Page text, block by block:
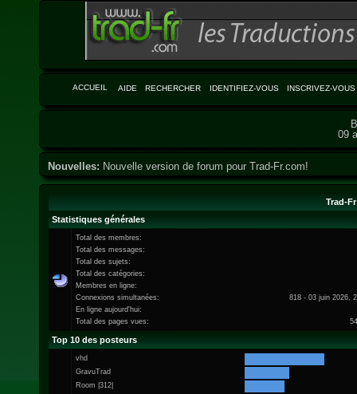
ACCUEIL AIDE RECHERCHER IDENTIFIEZ-VOUS INSCRIVEZ-VOUS
09
Nouvelles: Nouvelle version de forum pour Trad-Fr.com!
Trad-
Statistiques générales
Total des membres:
Total des messages:
Total des sujets:
Total des catégories:
Membres en ligne:
Connexions simultanées:
818 - 03 juin 2026,
En ligne aujourd'hui:
Total des pages vues:
Top 10 des posteurs
vhd
GravuTrad
Room |312|